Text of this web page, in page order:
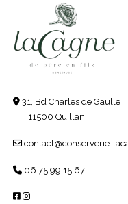
31, Bd Charles de Gaulle
11500 Quillan
contact@conserverie-
06 75 99 15 67